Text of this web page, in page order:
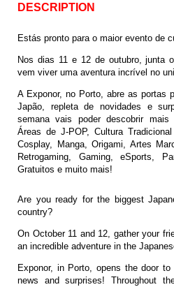
DESCRIPTION
Estás pronto para o maior evento de
Nos dias 11 e 12 de outubro, junta
vem viver uma aventura incrível no
A Exponor, no Porto, abre as portas
Japão, repleta de novidades e
semana vais poder descobrir
Áreas de J-POP, Cultura
Cosplay, Manga, Origami, Artes
Retrogaming, Gaming, eSports,
Gratuitos e muito mais!
Are you ready for the biggest
country?
On October 11 and 12, gather your
an incredible adventure in the
Exponor, in Porto, opens the door
news and surprises! Throughout